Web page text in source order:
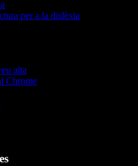
per a la dislèxia
alta
Chrome